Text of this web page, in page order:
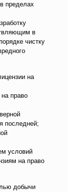
пределах
в
чистку
на
право
последней;
условий
на право
добычи